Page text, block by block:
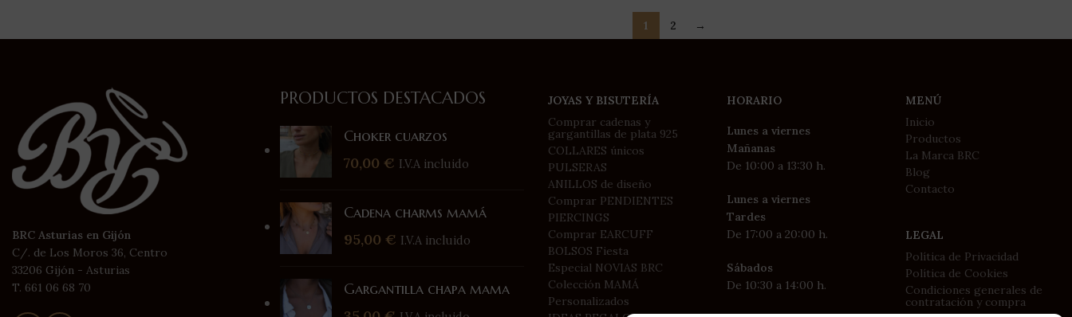
1 2 →
BRC Asturias en Gijón
C/. de Los Moros 36, Centro
33206 Gijón - Asturias
T. 661 06 68 70
PRODUCTOS DESTACADOS
Choker cuarzos
70,00 € I.V.A incluido
Cadena charms mamá
95,00 € I.V.A incluido
Gargantilla chapa mama
JOYAS Y BISUTERÍA
Comprar cadenas y
gargantillas de plata 925
COLLARES únicos
PULSERAS
ANILLOS de diseño
Comprar PENDIENTES
PIERCINGS
Comprar EARCUFF
BOLSOS Fiesta
Especial NOVIAS BRC
Colección MAMÁ
Personalizados
HORARIO
Lunes a viernes
Mañanas
De 10:00 a 13:30 h.
Lunes a viernes
Tardes
De 17:00 a 20:00 h.
Sábados
De 10:30 a 14:00 h.
MENÚ
Inicio
Productos
La Marca BRC
Blog
Contacto
LEGAL
Política de Privacidad
Política de Cookies
Condiciones generales de
contratación y compra